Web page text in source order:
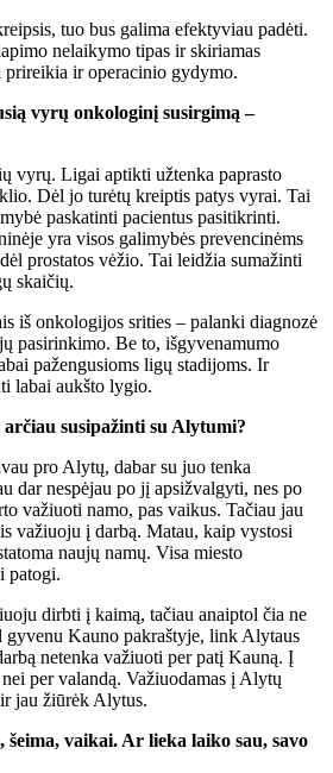
tuo bus galima efektyviau padėti.
nelaikymo tipas ir skiriamas
prireikia ir operacinio gydymo.
vyrų onkologinį susirgimą –
vyrų. Ligai aptikti užtenka paprasto
Dėl jo turėtų kreiptis patys vyrai. Tai
paskatinti pacientus pasitikrinti.
yra visos galimybės prevencinėms
prostatos vėžio. Tai leidžia sumažinti
skaičių.
iš onkologijos srities – palanki diagnozė
pasirinkimo. Be to, išgyvenamumo
pažengusioms ligų stadijoms. Ir
labai aukšto lygio.
susipažinti su Alytumi?
pro Alytų, dabar su juo tenka
dar nespėjau po jį apsižvalgyti, nes po
važiuoti namo, pas vaikus. Tačiau jau
važiuoju į darbą. Matau, kaip vystosi
naujų namų. Visa miesto
patogi.
dirbti į kaimą, tačiau anaiptol čia ne
gyvenu Kauno pakraštyje, link Alytaus
netenka važiuoti per patį Kauną. Į
per valandą. Važiuodamas į Alytų
jau žiūrėk Alytus.
šeima, vaikai. Ar lieka laiko sau, savo